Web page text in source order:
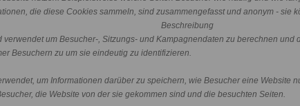
die diese Cookies sammeln, sind zusammengefasst und anonym - sie
Beschreibung
um Besucher-, Sitzungs- und Kampagnendaten zu berechnen
Besuchern zu um sie eindeutig zu identifizieren.
um Informationen darüber zu speichern, wie Besucher eine
die Website von der sie gekommen sind und die besuchten Seiten.